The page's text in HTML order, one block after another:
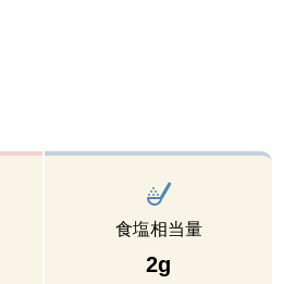
食塩相当量
2g